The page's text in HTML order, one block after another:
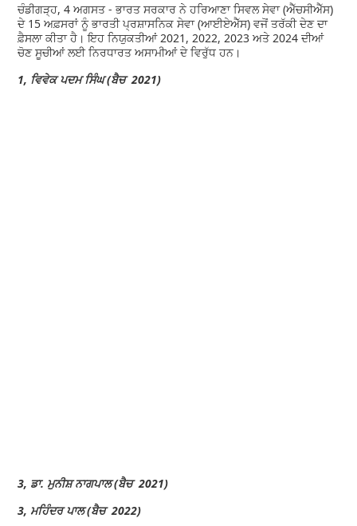
ਚੰਡੀਗੜ੍ਹ, 4 ਅਗਸਤ - ਭਾਰਤ ਸਰਕਾਰ ਨੇ ਹਰਿਆਣਾ ਸਿਵਲ ਸੇਵਾ (ਐੱਚਸੀਐੱਸ)
ਦੇ 15 ਅਫ਼ਸਰਾਂ ਨੂੰ ਭਾਰਤੀ ਪ੍ਰਸ਼ਾਸਨਿਕ ਸੇਵਾ (ਆਈਏਐੱਸ) ਵਜੋਂ ਤਰੱਕੀ ਦੇਣ ਦਾ
ਫ਼ੈਸਲਾ ਕੀਤਾ ਹੈ। ਇਹ ਨਿਯੁਕਤੀਆਂ 2021, 2022, 2023 ਅਤੇ 2024 ਦੀਆਂ
ਚੋਣ ਸੂਚੀਆਂ ਲਈ ਨਿਰਧਾਰਤ ਅਸਾਮੀਆਂ ਦੇ ਵਿਰੁੱਧ ਹਨ।
1, ਵਿਵੇਕ ਪਦਮ ਸਿੰਘ (ਬੈਚ 2021)
3, ਡਾ. ਮੁਨੀਸ਼ ਨਾਗਪਾਲ (ਬੈਚ 2021)
3, ਮਹਿੰਦਰ ਪਾਲ (ਬੈਚ 2022)